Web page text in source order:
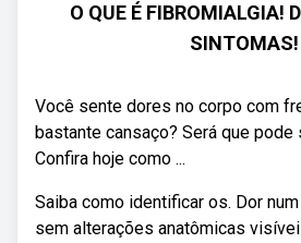
O QUE É FIBROMIALGIA!
SINTOMAS!
Você sente dores no corpo com
bastante cansaço? Será que pode
Confira hoje como ...
Saiba como identificar os. Dor
sem alterações anatômicas